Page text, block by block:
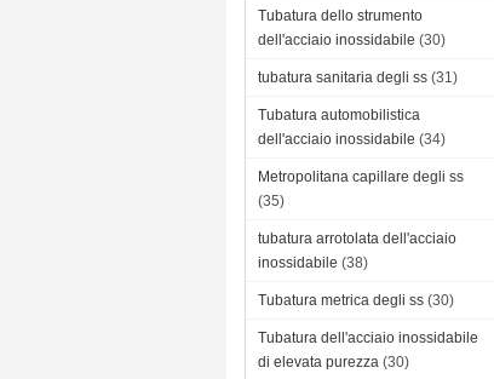
Tubatura dello strumento
dell'acciaio inossidabile (30)
tubatura sanitaria degli ss (31)
Tubatura automobilistica
dell'acciaio inossidabile (34)
Metropolitana capillare degli ss
(35)
tubatura arrotolata dell'acciaio
inossidabile (38)
Tubatura metrica degli ss (30)
Tubatura dell'acciaio inossidabile
di elevata purezza (30)